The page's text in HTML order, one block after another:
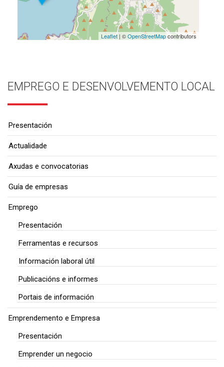
Leaflet| ©OpenStreetMapcontributors
EMPREGO E DESENVOLVEMENTO LOCAL
Presentación
Actualidade
Axudas e convocatorias
Guía de empresas
Emprego
Presentación
Ferramentas e recursos
Información laboral útil
Publicacións e informes
Portais de información
Emprendemento e Empresa
Presentación
Emprender un negocio